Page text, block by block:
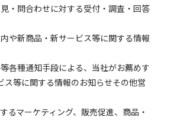
・問合わせに対する受付・調査・回答
や新商品・新サービス等に関する情報
各種通知手段による、当社がお薦めす
ス等に関する情報のお知らせその他営
るマーケティング、販売促進、商品・